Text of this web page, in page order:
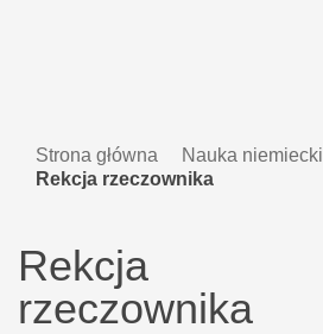
Strona główna Nauka niemiecki
Rekcja rzeczownika
Rekcja
rzeczownika